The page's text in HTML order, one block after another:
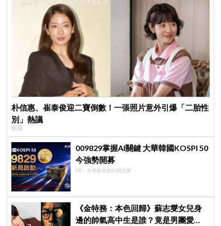
朴信惠、崔泰俊迎二寶倒數！一張照片意外引爆「二胎性
別」熱議
明星
009829掌握AI關鍵 大華韓國KOSPI 50
今強勢開募
PR・大華銀全能行銷方案
《金特務：本色回歸》蘇志燮女兒身
邊的帥氣高中生是誰？竟是男團愛